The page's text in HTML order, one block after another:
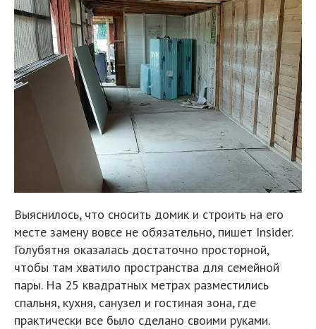
Выяснилось, что сносить домик и строить на его
месте замену вовсе не обязательно, пишет Insider.
Голубятня оказалась достаточно просторной,
чтобы там хватило пространства для семейной
пары. На 25 квадратных метрах разместились
спальня, кухня, санузел и гостиная зона, где
практически все было сделано своими руками.